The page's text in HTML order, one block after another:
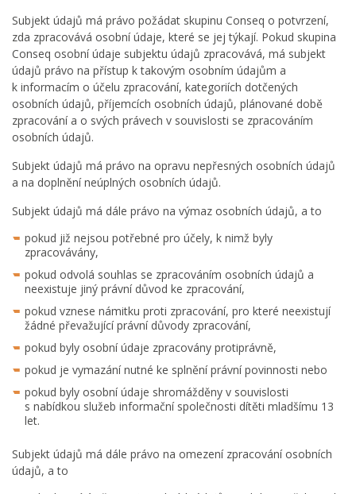
Subjekt údajů má právo požádat skupinu Conseq o potvrzení,
zda zpracovává osobní údaje, které se jej týkají. Pokud skupina
Conseq osobní údaje subjektu údajů zpracovává, má subjekt
údajů právo na přístup k takovým osobním údajům a
k informacím o účelu zpracování, kategoriích dotčených
osobních údajů, příjemcích osobních údajů, plánované době
zpracování a o svých právech v souvislosti se zpracováním
osobních údajů.
Subjekt údajů má právo na opravu nepřesných osobních údajů
a na doplnění neúplných osobních údajů.
Subjekt údajů má dále právo na výmaz osobních údajů, a to
pokud již nejsou potřebné pro účely, k nimž byly
zpracovávány,
pokud odvolá souhlas se zpracováním osobních údajů a
neexistuje jiný právní důvod ke zpracování,
pokud vznese námitku proti zpracování, pro které neexistují
žádné převažující právní důvody zpracování,
pokud byly osobní údaje zpracovány protiprávně,
pokud je vymazání nutné ke splnění právní povinnosti nebo
pokud byly osobní údaje shromážděny v souvislosti
s nabídkou služeb informační společnosti dítěti mladšímu 13
let.
Subjekt údajů má dále právo na omezení zpracování osobních
údajů, a to